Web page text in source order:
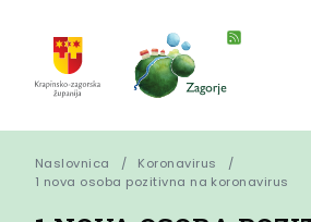
Naslovnica
Koronavirus
1 nova osoba pozitivna na koronavirus